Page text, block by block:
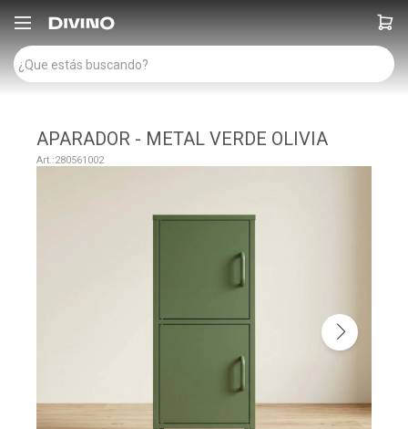

APARADOR - METAL VERDE OLIVIA
280561002